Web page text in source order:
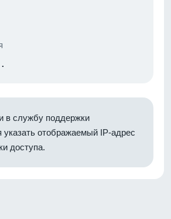
в службу поддержки
указать отображаемый IP-адрес
доступа.